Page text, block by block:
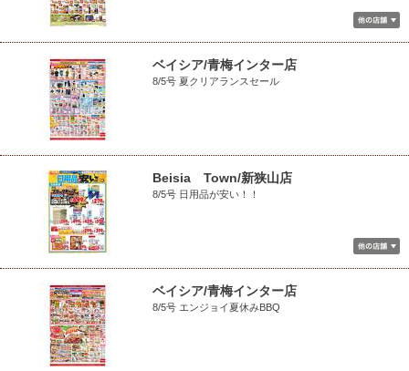
ベイシア/青梅インター店
8/5号 夏クリアランスセール
Beisia Town/新狭山店
8/5号 日用品が安い！！
ベイシア/青梅インター店
8/5号 エンジョイ夏休みBBQ